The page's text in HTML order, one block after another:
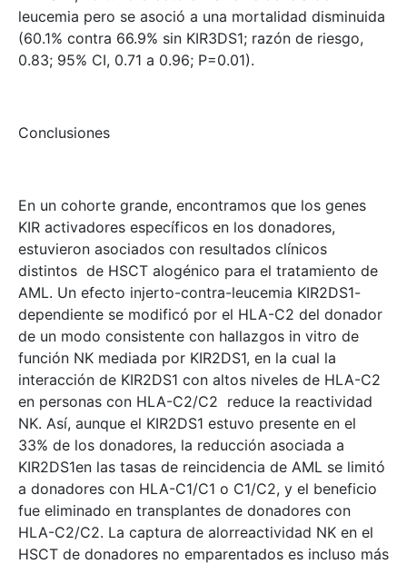
leucemia pero se asoció a una mortalidad disminuida
(60.1% contra 66.9% sin KIR3DS1; razón de riesgo,
0.83; 95% CI, 0.71 a 0.96; P=0.01).
Conclusiones
En un cohorte grande, encontramos que los genes
KIR activadores específicos en los donadores,
estuvieron asociados con resultados clínicos
distintos de HSCT alogénico para el tratamiento de
AML. Un efecto injerto-contra-leucemia KIR2DS1-
dependiente se modificó por el HLA-C2 del donador
de un modo consistente con hallazgos in vitro de
función NK mediada por KIR2DS1, en la cual la
interacción de KIR2DS1 con altos niveles de HLA-C2
en personas con HLA-C2/C2 reduce la reactividad
NK. Así, aunque el KIR2DS1 estuvo presente en el
33% de los donadores, la reducción asociada a
KIR2DS1en las tasas de reincidencia de AML se limitó
a donadores con HLA-C1/C1 o C1/C2, y el beneficio
fue eliminado en transplantes de donadores con
HLA-C2/C2. La captura de alorreactividad NK en el
HSCT de donadores no emparentados es incluso más